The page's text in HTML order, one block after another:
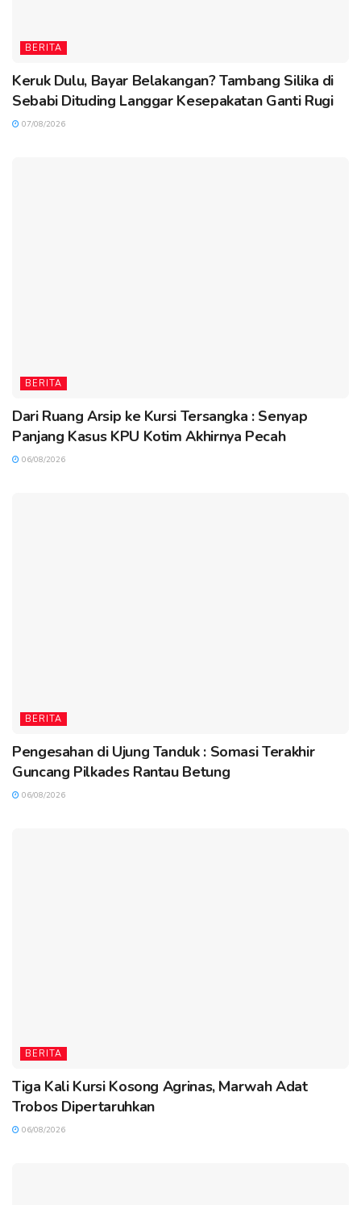
BERITA
Keruk Dulu, Bayar Belakangan? Tambang Silika di
Sebabi Dituding Langgar Kesepakatan Ganti Rugi
07/08/2026
BERITA
Dari Ruang Arsip ke Kursi Tersangka : Senyap
Panjang Kasus KPU Kotim Akhirnya Pecah
06/08/2026
BERITA
Pengesahan di Ujung Tanduk : Somasi Terakhir
Guncang Pilkades Rantau Betung
06/08/2026
BERITA
Tiga Kali Kursi Kosong Agrinas, Marwah Adat
Trobos Dipertaruhkan
06/08/2026